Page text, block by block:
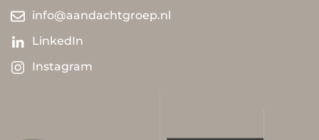
info@aandachtgroep.nl
LinkedIn
Instagram